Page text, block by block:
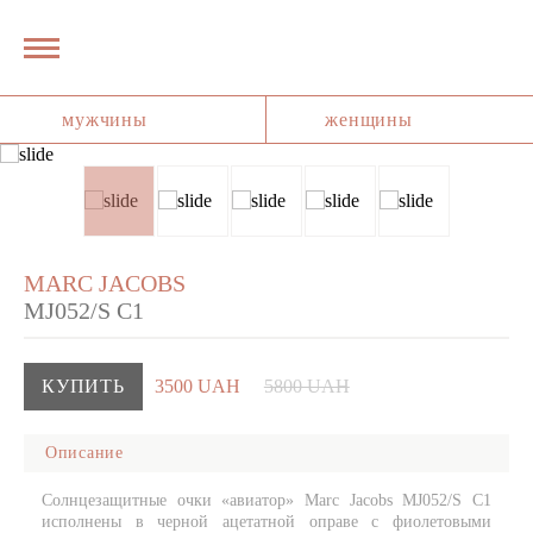
мужчины женщины
MARC JACOBS
MJ052/S C1
КУПИТЬ 3500 UAH 5800 UAH
Описание
Солнцезащитные очки «авиатор» Marc Jacobs MJ052/S C1
исполнены в черной ацетатной оправе с фиолетовыми